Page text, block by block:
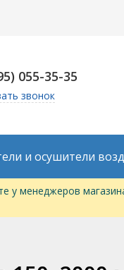
055-35-35
звонок
и осушители
у менеджеров